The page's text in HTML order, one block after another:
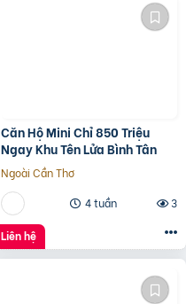
Căn Hộ Mini Chỉ 850 Triệu
Ngay Khu Tên Lửa Bình Tân
Ngoài Cần Thơ
4 tuần
3
Liên hệ